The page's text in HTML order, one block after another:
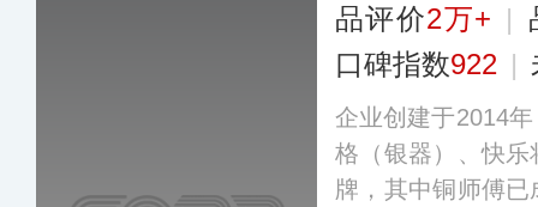
品评价2万+ |
口碑指数922 |
企业创建于2014
格（银器）、快
牌，其中铜师傅